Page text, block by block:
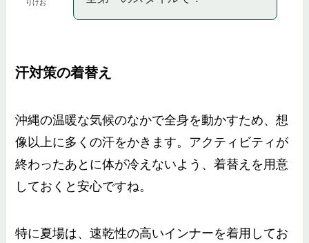
りけお
汗対策の着替え
沖縄の温暖な気候のなかで全身を動かすため、想
像以上に多くの汗をかきます。アクティビティが
終わったあとに体が冷えないよう、着替えを用意
しておくと安心ですね。
特に夏場は、速乾性の高いインナーを着用してお